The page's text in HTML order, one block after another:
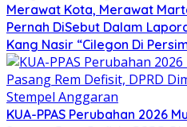
Merawat Kota, Merawat
Pernah DiSebut Dalam
Kang Nasir “Cilegon Di
KUA-PPAS Perubahan 2026